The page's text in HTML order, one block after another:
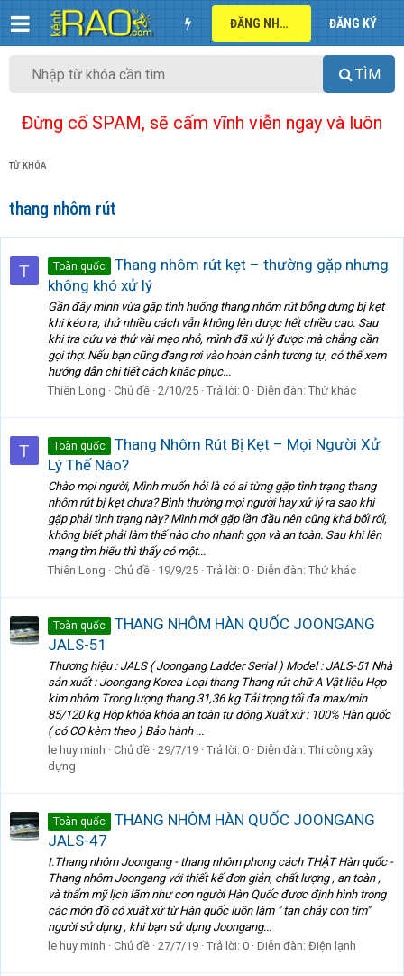
ĐĂNG NHẬP ĐĂNG KÝ
TÌM
Đừng cố SPAM, sẽ cấm vĩnh viễn ngay và luôn
TỪ KHÓA
thang nhôm rút
T Toàn quốc
Thang nhôm rút kẹt – thường gặp nhưng
không khó xử lý
Gần đây mình vừa gặp tình huống thang nhôm rút bỗng dưng bị kẹt
khi kéo ra, thử nhiều cách vẫn không lên được hết chiều cao. Sau
khi tra cứu và thử vài mẹo nhỏ, mình đã xử lý được mà chẳng cần
gọi thợ. Nếu bạn cũng đang rơi vào hoàn cảnh tương tự, có thể xem
hướng dẫn chi tiết cách khắc phục...
Thiên Long
Chủ đề 2/10/25 Trả lời: 0 Diễn đàn: Thứ khác
T Toàn quốc
Thang Nhôm Rút Bị Kẹt – Mọi Người Xử
Lý Thế Nào?
Chào mọi người, Mình muốn hỏi là có ai từng gặp tình trạng thang
nhôm rút bị kẹt chưa? Bình thường mọi người hay xử lý ra sao khi
gặp phải tình trạng này? Mình mới gặp lần đầu nên cũng khá bối rối,
không biết phải làm thế nào cho nhanh gọn và an toàn. Sau khi lên
mạng tìm hiểu thì thấy có một...
Thiên Long
Chủ đề 19/9/25 Trả lời: 0 Diễn đàn: Thứ khác
Toàn quốc
THANG NHÔM HÀN QUỐC JOONGANG
JALS-51
Thương hiệu : JALS ( Joongang Ladder Serial ) Model : JALS-51 Nhà
sản xuất : Joongang Korea Loại thang Thang rút chữ A Vật liệu Hợp
kim nhôm Trọng lượng thang 31,36 kg Tải trọng tối đa max/min
85/120 kg Hộp khóa khóa an toàn tự động Xuất xứ : 100% Hàn quốc
( có CO kèm theo ) Bảo hành ...
le huy minh
Chủ đề 29/7/19 Trả lời: 0 Diễn đàn: Thi công xây
dựng
Toàn quốc
THANG NHÔM HÀN QUỐC JOONGANG
JALS-47
I.Thang nhôm Joongang - thang nhôm phong cách THẬT Hàn quốc -
Thang nhôm Joongang với thiết kế đơn giản, chất lượng , an toàn ,
và thẩm mỹ lịch lãm như con người Hàn Quốc được định hình trong
các món đồ có xuất xứ từ Hàn quốc luôn làm " tan chảy con tim"
người sử dụng , khi bạn sử dụng Joongang...
le huy minh
Chủ đề 27/7/19 Trả lời: 0 Diễn đàn: Điện lạnh